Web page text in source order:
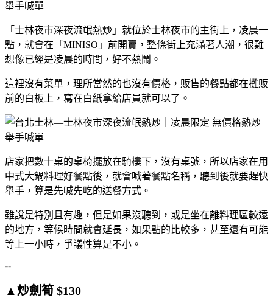
「士林夜市深夜流氓熱炒」就位於士林夜市的主街上，凌晨一
點，就會在「MINISO」前開賣，整條街上充滿著人潮，很難
想像已經是凌晨的時間，好不熱鬧。
這裡沒有菜單，理所當然的也沒有價格，販售的餐點都在攤販
前的白板上，寫在白紙拿給店員就可以了。
店家把數十桌的桌椅擺放在騎樓下，沒有桌號，所以店家在用
中式大鍋料理好餐點後，就會喊著餐點名稱，聽到後就要趕快
舉手，算是先喊先吃的送餐方式。
雖說是特別且有趣，但是如果沒聽到，或是坐在離料理區較遠
的地方，等候時間就會延長，如果點的比較多，甚至還有可能
等上一小時，爭議性算是不小。
--
▲炒劍筍 $130